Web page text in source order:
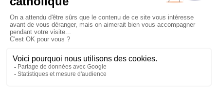
La visite pastorale du pape Léon
XIV à Assise à suivre sur KTO le
jeudi 6 août
Le pape en Uruguay, Argentine et
Pérou du 6 au 17 novembre 2026